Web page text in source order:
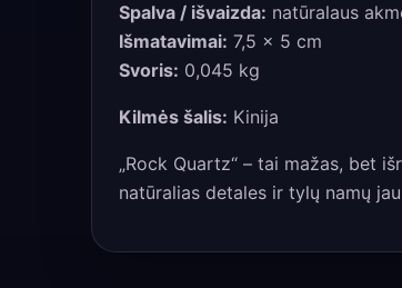
Spalva / išvaizda: natūralaus
Išmatavimai: 7,5 × 5 cm
Svoris: 0,045 kg
Kilmės šalis: Kinija
„Rock Quartz“ – tai mažas, bet
natūralias detales ir tylų namų